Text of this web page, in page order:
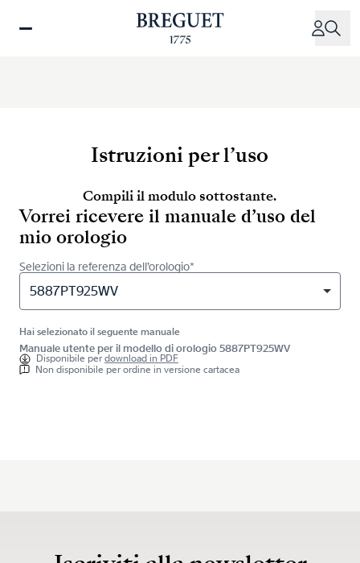
Istruzioni per l’uso
Compili il modulo sottostante.
Vorrei ricevere il manuale d’uso del
mio orologio
Selezioni la referenza dell’orologio*
5887PT925WV
Hai selezionato il seguente manuale
Manuale utente per il modello di orologio 5887PT925WV
Disponibile perdownload in PDF
Non disponibile per ordine in versione cartacea